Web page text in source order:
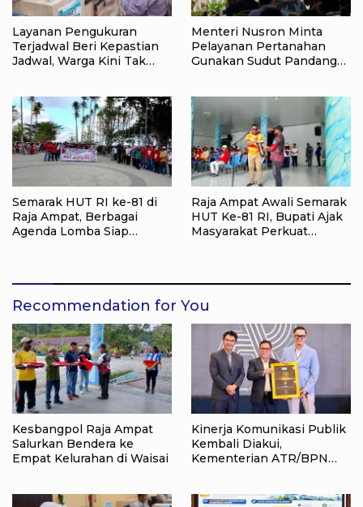
Layanan Pengukuran
Terjadwal Beri Kepastian
Jadwal, Warga Kini Tak
Menteri Nusron Minta
Pelayanan Pertanahan
Gunakan Sudut Pandang
Semarak HUT RI ke-81 di
Raja Ampat, Berbagai
Agenda Lomba Siap
Raja Ampat Awali Semarak
HUT Ke-81 RI, Bupati Ajak
Masyarakat Perkuat
Recommendation for You
Kesbangpol Raja Ampat
Salurkan Bendera ke
Empat Kelurahan di Waisai
Kinerja Komunikasi Publik
Kembali Diakui,
Kementerian ATR/BPN